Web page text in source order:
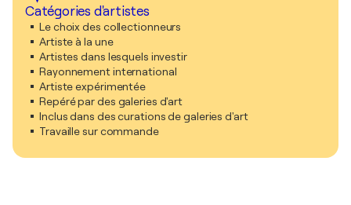
Catégories d'artistes
Le choix des collectionneurs
Artiste à la une
Artistes dans lesquels investir
Rayonnement international
Artiste expérimentée
Repéré par des galeries d'art
Inclus dans des curations de galeries d'art
Travaille sur commande